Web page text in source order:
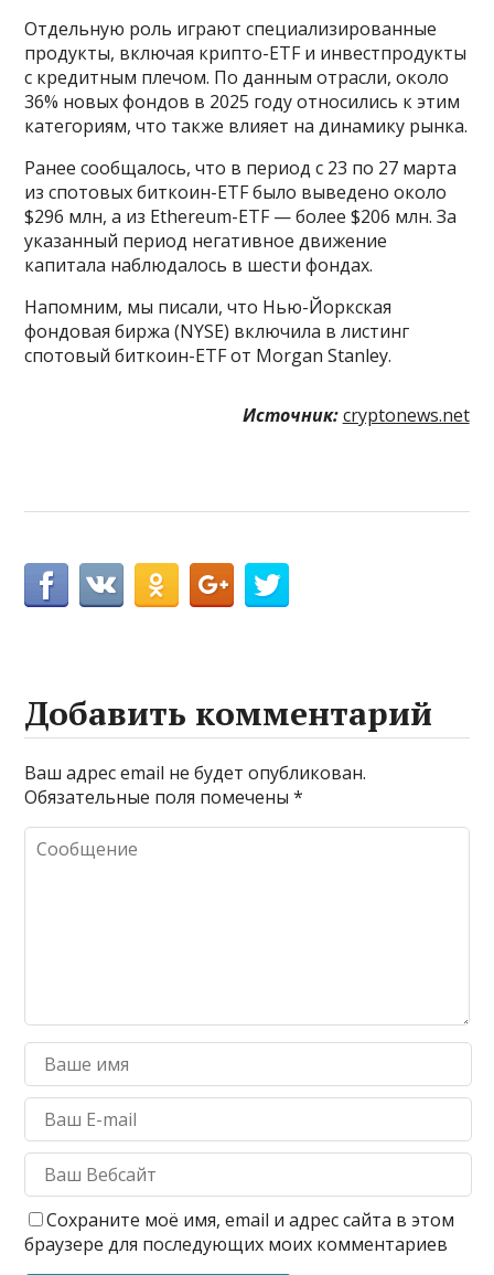
Отдельную роль играют специализированные
продукты, включая крипто-ETF и инвестпродукты
с кредитным плечом. По данным отрасли, около
36% новых фондов в 2025 году относились к этим
категориям, что также влияет на динамику рынка.
Ранее сообщалось, что в период с 23 по 27 марта
из спотовых биткоин-ETF было выведено около
$296 млн, а из Ethereum-ETF — более $206 млн. За
указанный период негативное движение
капитала наблюдалось в шести фондах.
Напомним, мы писали, что Нью-Йоркская
фондовая биржа (NYSE) включила в листинг
спотовый биткоин-ETF от Morgan Stanley.
Источник: cryptonews.net
Добавить комментарий
Ваш адрес email не будет опубликован.
Обязательные поля помечены*
Сохраните моё имя, email и адрес сайта в этом
браузере для последующих моих комментариев